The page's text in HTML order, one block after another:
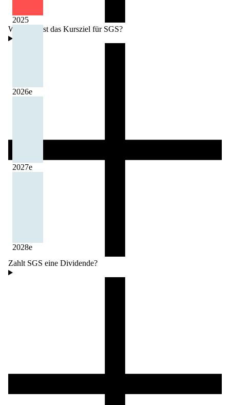
2025
2026e
2027e
2028e
Wie hoch ist das Kursziel für SGS?
Zahlt SGS eine Dividende?